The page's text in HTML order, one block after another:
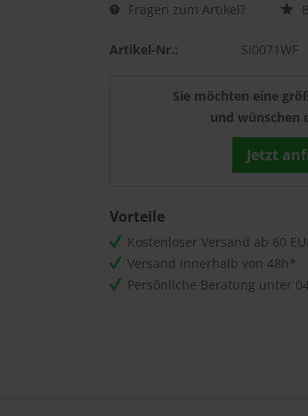
Fragen zum Artikel?
Artikel-Nr.: SI0071WF
Sie möchten eine
und wünschen
Jetzt
Vorteile
Kostenloser Versand ab 60
Versand innerhalb von 48h*
Persönliche Beratung unter